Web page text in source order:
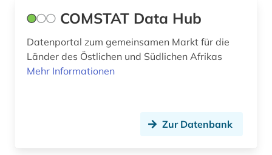
belutschisch (1)
COMSTAT Data Hub
Datenportal zum gemeinsamen Markt für die
Länder des Östlichen und Südlichen Afrikas
Mehr Informationen
Zur Datenbank